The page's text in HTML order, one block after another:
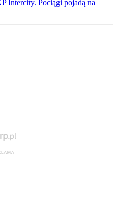
Intercity. Pociągi pojadą na